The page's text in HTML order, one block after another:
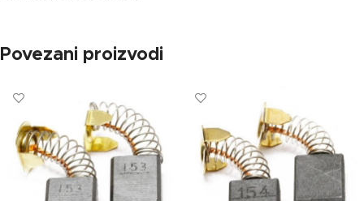
Povezani proizvodi